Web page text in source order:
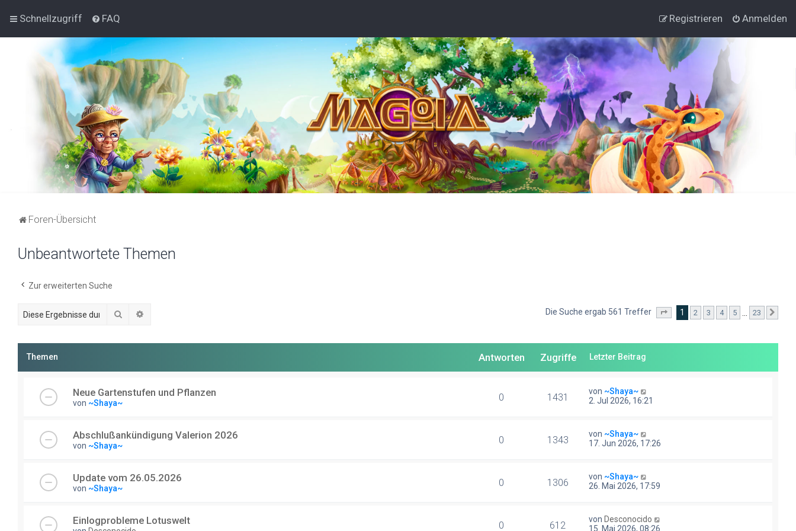
Schnellzugriff FAQ Anmelden
Registrieren
Foren-Übersicht
Unbeantwortete Themen
Zur erweiterten Suche
Suche Die Suche ergab 561 Treffer Seite von23
1 2 3 4 5 23
Themen Antworten Zugriffe Letzter Beitrag
Neue Gartenstufen und Pflanzen
von ~Shaya~ 0 1431 von ~Shaya~
2. Jul 2026, 16:21
Abschlußankündigung Valerion 2026
von ~Shaya~ 0 1343 von ~Shaya~
17. Jun 2026, 17:26
Update vom 26.05.2026
von ~Shaya~ 0 1306 von ~Shaya~
26. Mai 2026, 17:59
Einlogprobleme Lotuswelt 0 612 von Desconocido
15. Mai 2026, 08:26